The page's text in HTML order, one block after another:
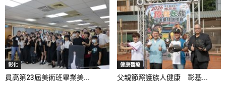
彰化
員高第23屆美術班畢業美...
健康醫療
父親節照護族人健康 彰基...